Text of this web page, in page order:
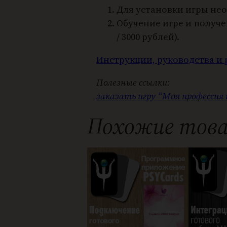
Для установки игры
Обучение игре и
/ 3000 рублей).
Инструкции, руководства
Полезные ссылки:
заказать игру “Моя профессия
Похожие